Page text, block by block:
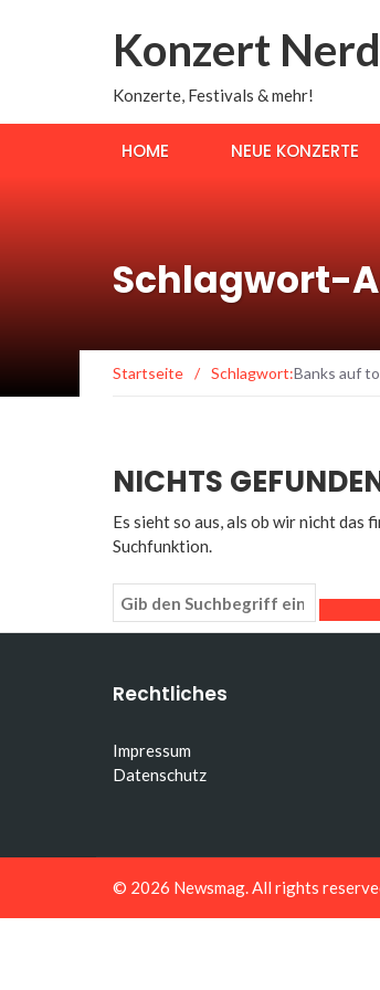
Konzert Nerd
Konzerte, Festivals & mehr!
HOME NEUE KONZERTE
Schlagwort-
Startseite / Schlagwort:Banks auf
NICHTS
Es sieht so aus, als ob wir nicht das
Suchfunktion.
Rechtliches
Impressum
Datenschutz
© 2026 Newsmag . All rights